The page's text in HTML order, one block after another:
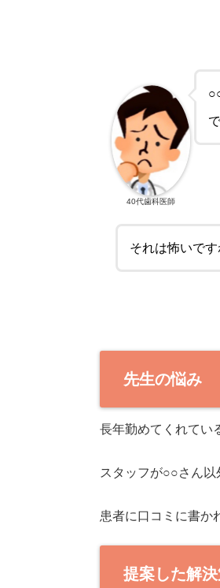
40代歯科医師
それは怖いで
先生の悩み
長年勤めてくれてい
スタッフが○○さん
患者に口コミに書か
提案した解